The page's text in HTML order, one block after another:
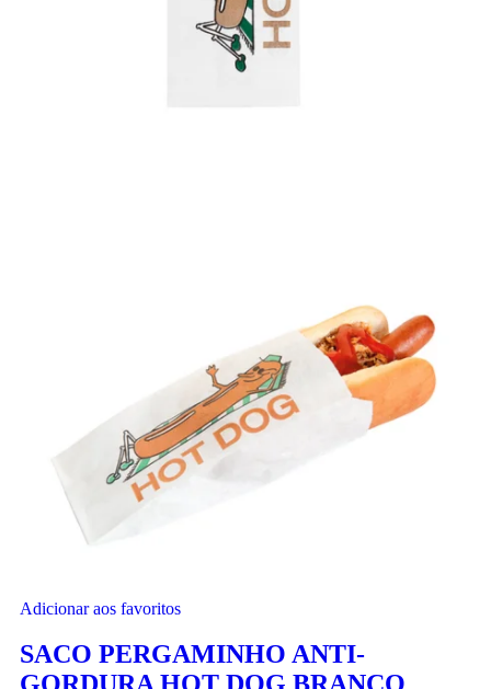
Adicionar aos favoritos
SACO PERGAMINHO ANTI-